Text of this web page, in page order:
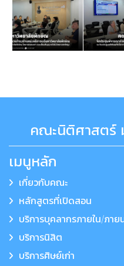
คณะนิติศาสตร์
เมนูหลัก
เกี่ยวกับคณะ
หลักสูตรที่เปิดสอน
บริการบุคลากรภายใน/ภาย
บริการนิสิต
บริการศิษย์เก่า